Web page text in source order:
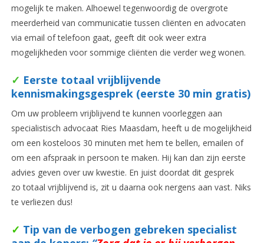
mogelijk te maken. Alhoewel tegenwoordig de overgrote
meerderheid van communicatie tussen cliënten en advocaten
via email of telefoon gaat, geeft dit ook weer extra
mogelijkheden voor sommige cliënten die verder weg wonen.
✓ Eerste totaal vrijblijvende
kennismakingsgesprek (eerste 30 min gratis)
Om uw probleem vrijblijvend te kunnen voorleggen aan
specialistisch advocaat Ries Maasdam, heeft u de mogelijkheid
om een kosteloos 30 minuten met hem te bellen, emailen of
om een afspraak in persoon te maken. Hij kan dan zijn eerste
advies geven over uw kwestie. En juist doordat dit gesprek
zo totaal vrijblijvend is, zit u daarna ook nergens aan vast. Niks
te verliezen dus!
✓ Tip van de verbogen gebreken specialist